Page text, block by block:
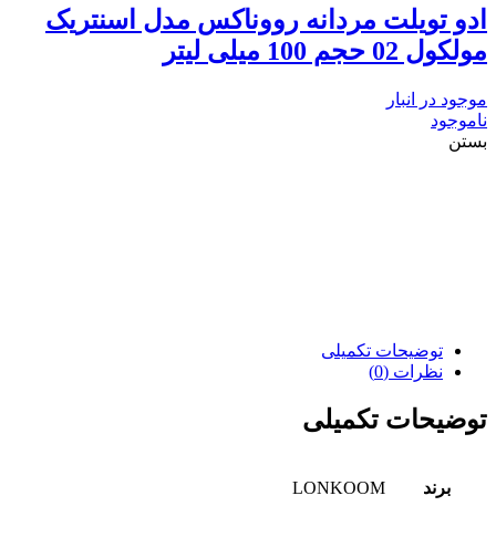
ادو تویلت مردانه رووناکس مدل اسنتریک
مولکول 02 حجم 100 میلی لیتر
موجود در انبار
ناموجود
بستن
توضیحات تکمیلی
نظرات (0)
توضیحات تکمیلی
برند LONKOOM